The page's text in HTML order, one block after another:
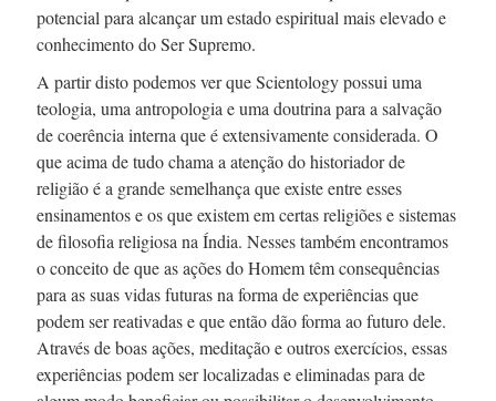
potencial para alcançar um estado espiritual mais elevado e
conhecimento do Ser Supremo.
A partir disto podemos ver que Scientology possui uma
teologia, uma antropologia e uma doutrina para a salvação
de coerência interna que é extensivamente considerada. O
que acima de tudo chama a atenção do historiador de
religião é a grande semelhança que existe entre esses
ensinamentos e os que existem em certas religiões e sistemas
de filosofia religiosa na Índia. Nesses também encontramos
o conceito de que as ações do Homem têm consequências
para as suas vidas futuras na forma de experiências que
podem ser reativadas e que então dão forma ao futuro dele.
Através de boas ações, meditação e outros exercícios, essas
experiências podem ser localizadas e eliminadas para de